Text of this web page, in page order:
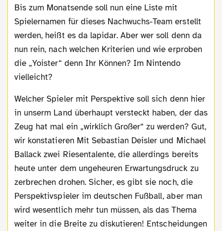
Bis zum Monatsende soll nun eine Liste mit
Spielernamen für dieses Nachwuchs-Team erstellt
werden, heißt es da lapidar. Aber wer soll denn da
nun rein, nach welchen Kriterien und wie erproben
die „Yoister“ denn Ihr Können? Im Nintendo
vielleicht?
Welcher Spieler mit Perspektive soll sich denn hier
in unserm Land überhaupt versteckt haben, der das
Zeug hat mal ein „wirklich Großer“ zu werden? Gut,
wir konstatieren Mit Sebastian Deisler und Michael
Ballack zwei Riesentalente, die allerdings bereits
heute unter dem ungeheuren Erwartungsdruck zu
zerbrechen drohen. Sicher, es gibt sie noch, die
Perspektivspieler im deutschen Fußball, aber man
wird wesentlich mehr tun müssen, als das Thema
weiter in die Breite zu diskutieren! Entscheidungen